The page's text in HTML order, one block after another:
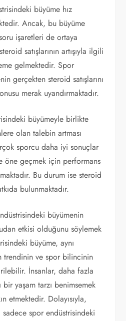
büyüme hız
Ancak, bu büyüme
işaretleri de ortaya
satışlarının artışıyla ilgili
gelmektedir. Spor
gerçekten steroid satışlarını
merak uyandırmaktadır.
büyümeyle birlikte
olan talebin artması
sporcu daha iyi sonuçlar
öne geçmek için performans
Bu durum ise steroid
bulunmaktadır.
büyümenin
etkisi olduğunu söylemek
büyüme, aynı
trendinin ve spor bilincinin
İnsanlar, daha fazla
bir yaşam tarzı benimsemek
etmektedir. Dolayısıyla,
sadece spor endüstrisindeki